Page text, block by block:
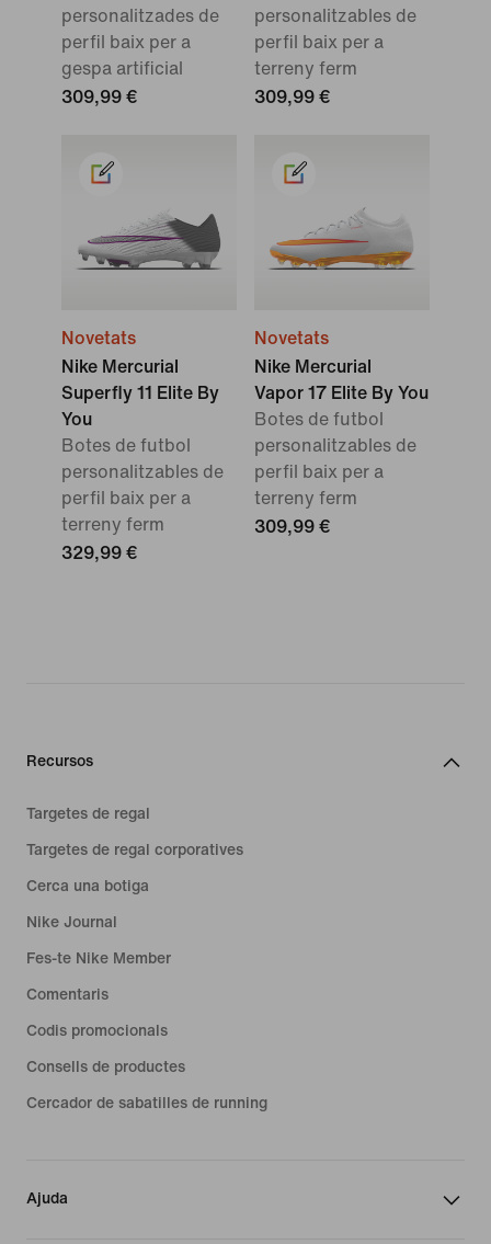
personalitzades de
perfil baix per a
gespa artificial
309,99 €
personalitzables de
perfil baix per a
terreny ferm
309,99 €
Novetats
Nike Mercurial
Superfly 11 Elite By
You
Botes de futbol
personalitzables de
perfil baix per a
terreny ferm
329,99 €
Novetats
Nike Mercurial
Vapor 17 Elite By You
Botes de futbol
personalitzables de
perfil baix per a
terreny ferm
309,99 €
Recursos
Targetes de regal
Targetes de regal corporatives
Cerca una botiga
Nike Journal
Fes-te Nike Member
Comentaris
Codis promocionals
Consells de productes
Cercador de sabatilles de running
Ajuda